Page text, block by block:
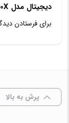
دیجیتال مدل 3G-1600X همراه با دو مبدل او تی جی”
برای فرستادن
پرش به بالا